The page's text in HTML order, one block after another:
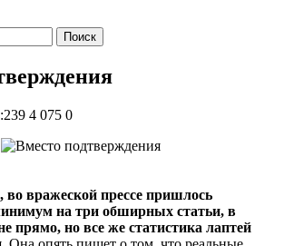
Поиск
4 075 0
во вражеской прессе пришлось
на три обширных статьи, в
прямо, но все же статистика лаптей